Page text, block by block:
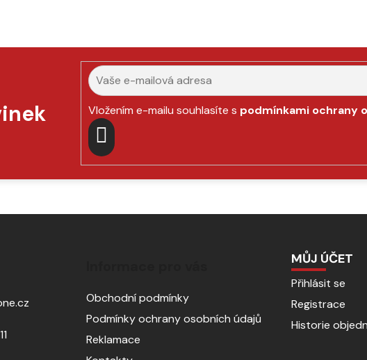
Vložením e-mailu souhlasíte s podmínkami ochrany
PŘIHLÁSIT
SE
Obchodní podmínky
Podmínky ochrany osobních údajů
Reklamace
MŮJ ÚČET
Přihlásit se
Registrace
Historie